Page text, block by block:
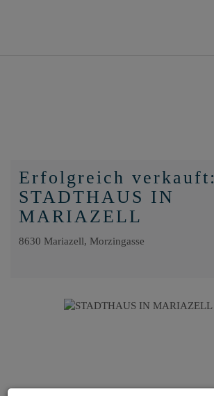
Erfolgreich verkauft:
STADTHAUS IN
MARIAZELL
8630 Mariazell, Morzingasse